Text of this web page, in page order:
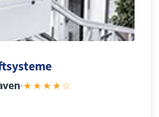
·★★★★☆